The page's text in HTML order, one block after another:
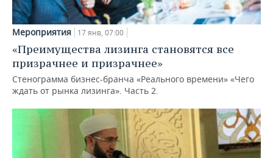
Мероприятия 17 янв, 07:00
«Преимущества лизинга становятся все
призрачнее и призрачнее»
Стенограмма бизнес-бранча «Реального времени» «Чего
ждать от рынка лизинга». Часть 2.